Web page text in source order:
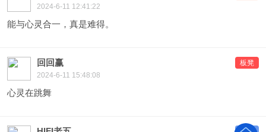
2024-6-11 12:41:22
能与心灵合一，真是难得。
板凳
回回赢
2024-6-11 15:48:08
心灵在跳舞